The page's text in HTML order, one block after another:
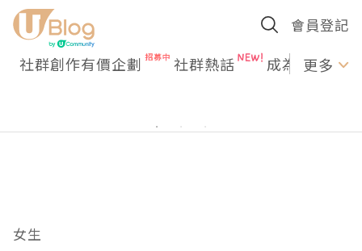
會員登記
社群創作有價企劃 社群熱話 成為U更多
女生